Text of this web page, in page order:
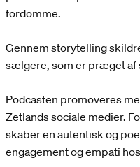
fordomme.
Gennem storytelling
sælgere, som er præget af
Podcasten promoveres
Zetlands sociale medier.
skaber en autentisk og
engagement og empati